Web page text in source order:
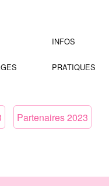
INFOS
PRATIQUES
Partenaires 2023